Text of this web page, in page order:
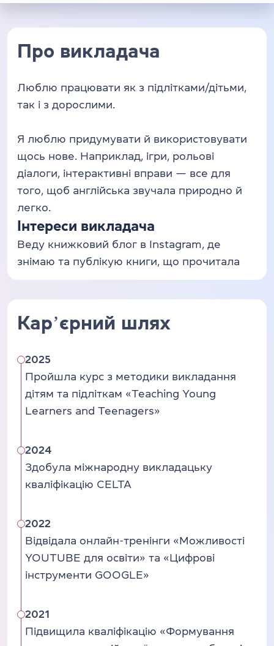
Про викладача
Люблю працювати як з підлітками/дітьми,
так і з дорослими.
Я люблю придумувати й використовувати
щось нове. Наприклад, ігри, рольові
діалоги, інтерактивні вправи — все для
того, щоб англійська звучала природно й
легко.
Інтереси викладача
Веду книжковий блог в Instagram, де
знімаю та публікую книги, що прочитала
Карʼєрний шлях
2025
Пройшла курс з методики викладання
дітям та підліткам «Teaching Young
Learners and Teenagers»
2024
Здобула міжнародну викладацьку
кваліфікацію CELTA
2022
Відвідала онлайн-тренінги «Можливості
YOUTUBE для освіти» та «Цифрові
інструменти GOOGLE»
2021
Підвищила кваліфікацію «Формування